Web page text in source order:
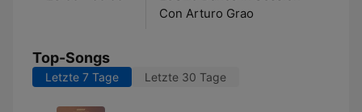
Con Arturo Grao
Top-Songs
Letzte 7 Tage Letzte 30 Tage